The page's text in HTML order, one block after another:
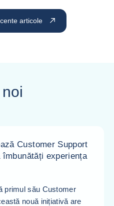
articole
Customer Support
experiența
primul său Customer
nouă inițiativă are